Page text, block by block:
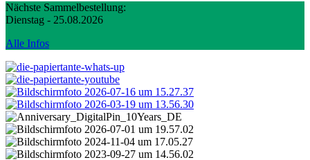
Nächste Sammelbestellung:
Dienstag - 25.08.2026
Alle Infos